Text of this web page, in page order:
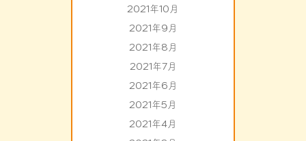
2021年10月
2021年9月
2021年8月
2021年7月
2021年6月
2021年5月
2021年4月